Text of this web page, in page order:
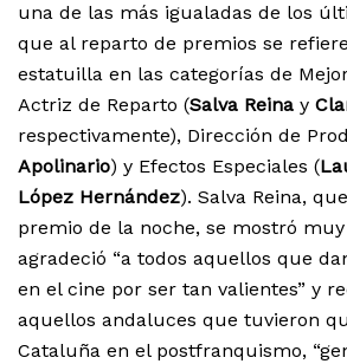
una de las más igualadas de los
que al reparto de premios se
estatuilla en las categorías de
Actriz de Reparto (Salva Reina y
respectivamente), Dirección de
Apolinario) y Efectos Especiales (
López Hernández). Salva Reina,
premio de la noche, se mostró
agradeció “a todos aquellos que
en el cine por ser tan valientes” y
aquellos andaluces que tuvieron
Cataluña en el postfranquismo,